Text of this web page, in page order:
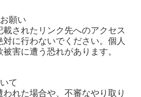
願い
されたリンク先へのアクセス
に行わないでください。個人
害に遭う恐れがあります。
て
れた場合や、不審なやり取り